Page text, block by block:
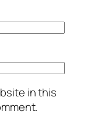
in this